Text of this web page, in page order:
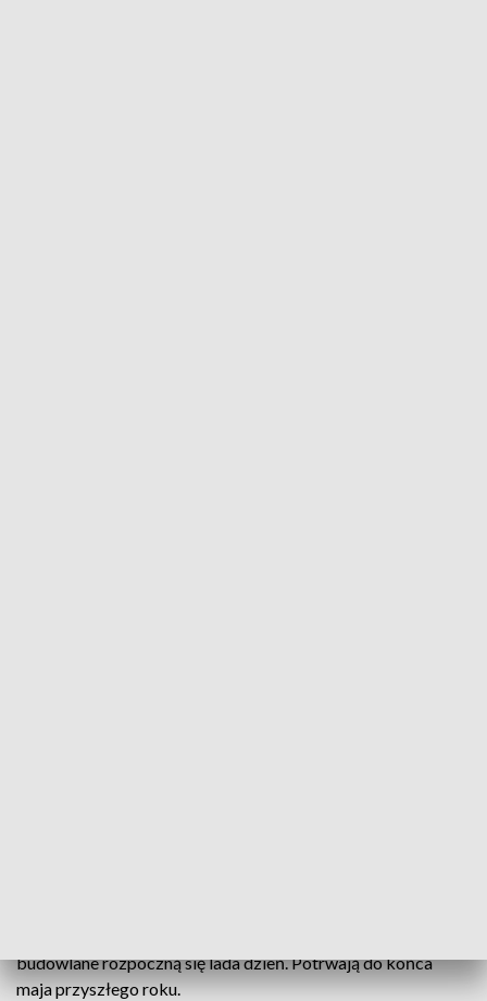
budowlane rozpoczną się lada dzień. Potrwają do końca
maja przyszłego roku.